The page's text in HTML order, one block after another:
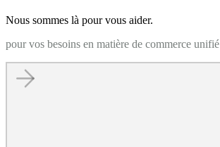
Nous sommes là pour vous aider.
pour vos besoins en matière de commerce unifié